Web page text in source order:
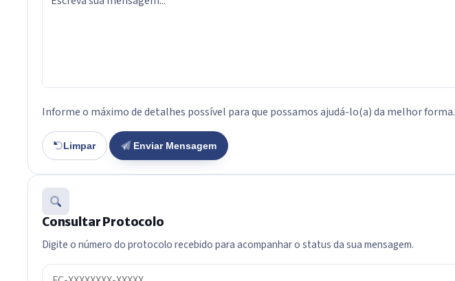
Informe o máximo de detalhes possível para que possamos ajudá-lo(a) da melhor forma.
Limpar Enviar Mensagem
Consultar Protocolo
Digite o número do protocolo recebido para acompanhar o status da sua mensagem.